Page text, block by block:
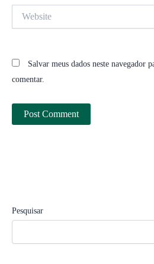
Salvar meus dados neste navegador
comentar.
Pesquisar